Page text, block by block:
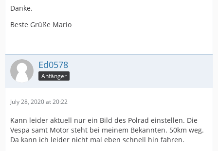
Danke.
Beste Grüße Mario
Ed0578
Anfänger
July 28, 2020 at 20:22
Kann leider aktuell nur ein Bild des Polrad einstellen. Die
Vespa samt Motor steht bei meinem Bekannten. 50km weg.
Da kann ich leider nicht mal eben schnell hin fahren.